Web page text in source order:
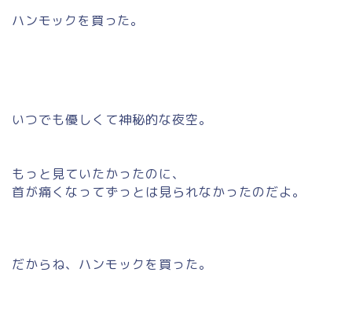
ハンモックを買った。
いつでも優しくて神秘的な夜空。
もっと見ていたかったのに、
首が痛くなってずっとは見られなかったのだよ。
だからね、ハンモックを買った。